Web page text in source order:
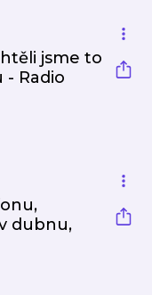
jsme to
Radio
dubnu,